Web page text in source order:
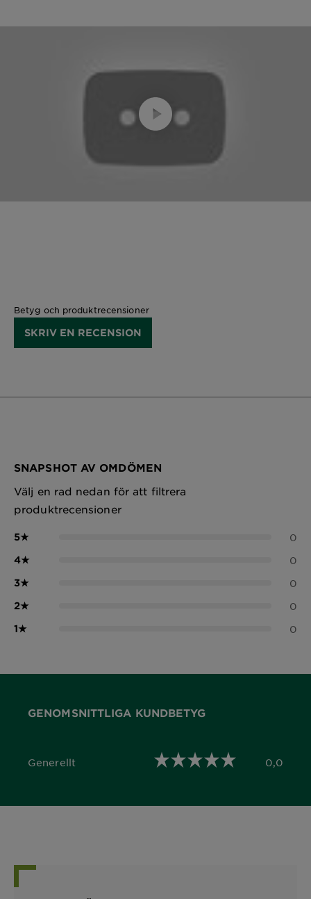
Betyg och produktrecensioner
SKRIV EN RECENSION
SNAPSHOT AV OMDÖMEN
Välj en rad nedan för att filtrera
produktrecensioner
5★ 0
4★ 0
3★ 0
2★ 0
1★ 0
GENOMSNITTLIGA KUNDBETYG
Generellt
0,0 out of 5 stars 0,0